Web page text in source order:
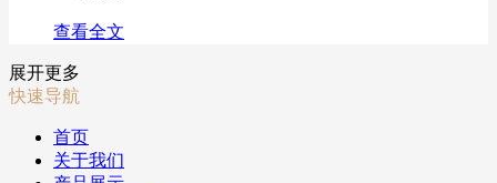
查看全文
展开更多
快速导航
首页
关于我们